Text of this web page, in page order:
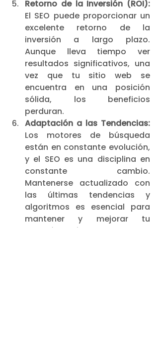
Retorno de la Inversión (ROI):
El SEO puede proporcionar un
excelente retorno de la
inversión a largo plazo.
Aunque lleva tiempo ver
resultados significativos, una
vez que tu sitio web se
encuentra en una posición
sólida, los beneficios
perduran.
Adaptación a las Tendencias:
Los motores de búsqueda
están en constante evolución,
y el SEO es una disciplina en
constante cambio.
Mantenerse actualizado con
las últimas tendencias y
algoritmos es esencial para
mantener y mejorar tu